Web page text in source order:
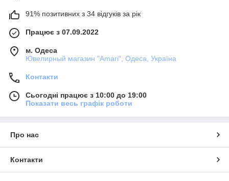
91% позитивних з 34 відгуків за рік
Працює з 07.09.2022
м. Одеса
Ювелирный магазин "Amari", Одеса, Україна
Контакти
Сьогодні працює з 10:00 до 19:00
Показати весь графік роботи
Про нас
Контакти